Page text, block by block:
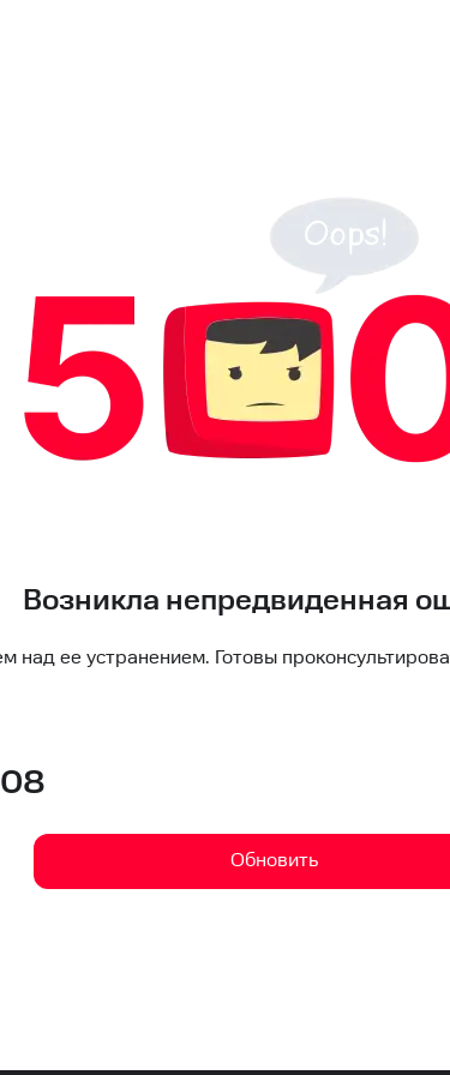
Возникла непредвиденная
над ее устранением. Готовы
Обновить